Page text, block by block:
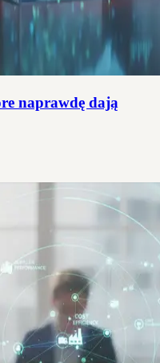
naprawdę dają